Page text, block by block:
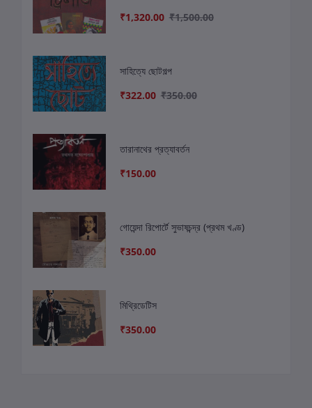
₹1,320.00 ₹1,500.00
সাহিত্যে ছোটগল্প
₹322.00 ₹350.00
তারানাথের প্রত্যাবর্তন
₹150.00
গোয়েন্দা রিপোর্টে সুভাষচন্দ্র (প্রথম খণ্ড)
₹350.00
মিথ্রিডেটিস
₹350.00